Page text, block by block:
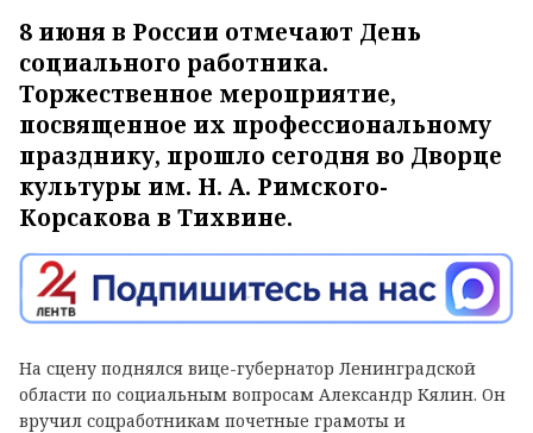
8 июня в России отмечают День
социального работника.
Торжественное мероприятие,
посвященное их профессиональному
празднику, прошло сегодня во Дворце
культуры им. Н. А. Римского-
Корсакова в Тихвине.
На сцену поднялся вице-губернатор Ленинградской
области по социальным вопросам Александр Кялин. Он
вручил соцработникам почетные грамоты и